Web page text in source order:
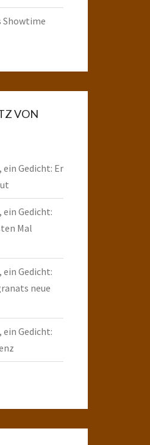
Showtime
VON
Gedicht: Er
ein Gedicht:
Mal
ein Gedicht:
neue
ein Gedicht: